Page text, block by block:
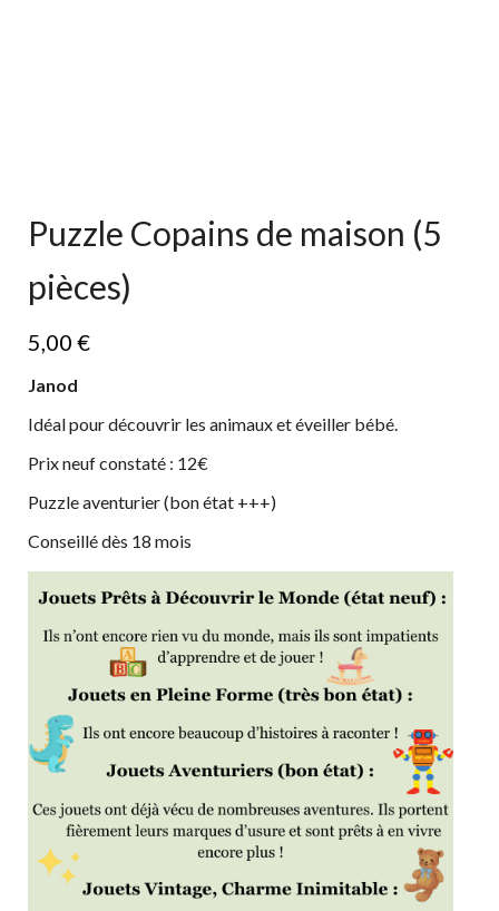
Puzzle Copains de maison (5
pièces)
5,00 €
Janod
Idéal pour découvrir les animaux et éveiller bébé.
Prix neuf constaté : 12€
Puzzle aventurier (bon état +++)
Conseillé dès 18 mois